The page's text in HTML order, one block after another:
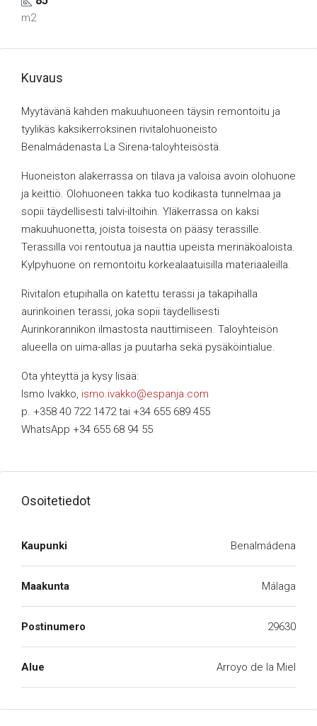
m2
Kuvaus
Myytävänä kahden makuuhuoneen täysin remontoitu ja
tyylikäs kaksikerroksinen rivitalohuoneisto
Benalmádenasta La Sirena-taloyhteisöstä.
Huoneiston alakerrassa on tilava ja valoisa avoin olohuone
ja keittiö. Olohuoneen takka tuo kodikasta tunnelmaa ja
sopii täydellisesti talvi-iltoihin. Yläkerrassa on kaksi
makuuhuonetta, joista toisesta on pääsy terassille.
Terassilla voi rentoutua ja nauttia upeista merinäköaloista.
Kylpyhuone on remontoitu korkealaatuisilla materiaaleilla.
Rivitalon etupihalla on katettu terassi ja takapihalla
aurinkoinen terassi, joka sopii täydellisesti
Aurinkorannikon ilmastosta nauttimiseen. Taloyhteisön
alueella on uima-allas ja puutarha sekä pysäköintialue.
Ota yhteyttä ja kysy lisää:
Ismo Ivakko, ismo.ivakko@espanja.com
p. +358 40 722 1472 tai +34 655 689 455
WhatsApp +34 655 68 94 55
Osoitetiedot
Kaupunki Benalmádena
Maakunta Málaga
Postinumero 29630
Alue Arroyo de la Miel